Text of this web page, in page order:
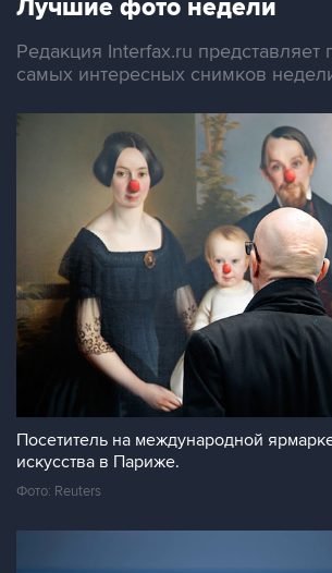
Лучшие фото недели
Редакция Interfax.ru представляет
самых интересных снимков
Посетитель на международной
искусства в Париже.
Фото: Reuters